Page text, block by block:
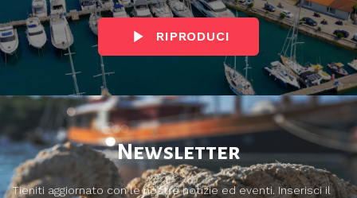
RIPRODUCI
Newsletter
Tieniti aggiornato con le nostre notizie ed eventi. Inserisci il